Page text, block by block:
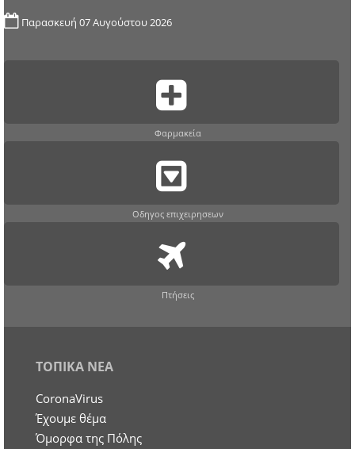
Παρασκευή 07 Αυγούστου 2026
Φαρμακεία
Οδηγος επιχειρησεων
Πτήσεις
ΤΟΠΙΚΑ ΝΕΑ
CoronaVirus
Έχουμε θέμα
Όμορφα της Πόλης